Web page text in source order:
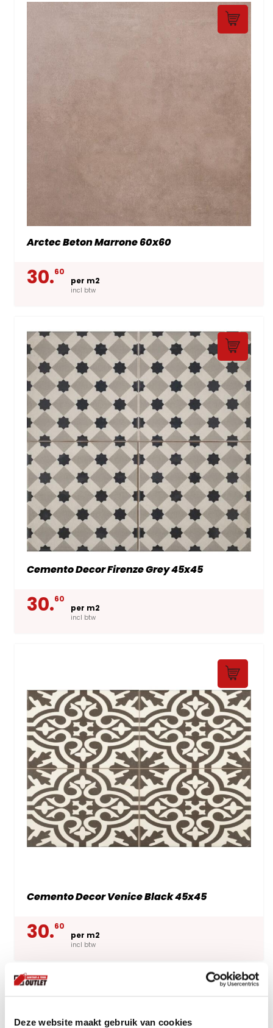
Deze website maakt gebruik van cookies
Arctec Beton Marrone 60x60
30.60
per m2
incl btw
Cemento Decor Firenze Grey 45x45
30.60
per m2
incl btw
Cemento Decor Venice Black 45x45
30.60
per m2
incl btw